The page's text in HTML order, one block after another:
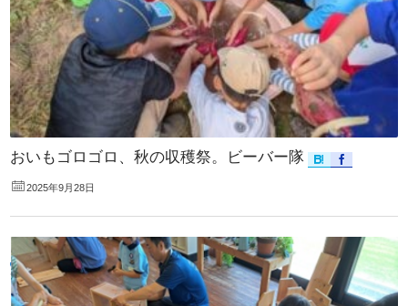
おいもゴロゴロ、秋の収穫祭。ビーバー隊
2025年9月28日